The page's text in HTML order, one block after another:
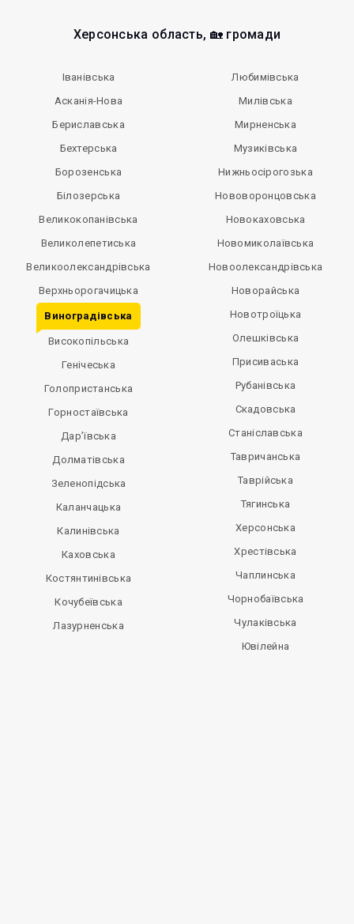
Херсонська область, 🏡 громади
Іванівська
Асканія-Нова
Бериславська
Бехтерська
Борозенська
Білозерська
Великокопанівська
Великолепетиська
Великоолександрівська
Верхньорогачицька
Виноградівська
Високопільська
Генічеська
Голопристанська
Горностаївська
Дар’ївська
Долматівська
Зеленопідська
Каланчацька
Калинівська
Каховська
Костянтинівська
Кочубеївська
Лазурненська
Любимівська
Милівська
Мирненська
Музиківська
Нижньосірогозька
Нововоронцовська
Новокаховська
Новомиколаївська
Новоолександрівська
Новорайська
Новотроїцька
Олешківська
Присиваська
Рубанівська
Скадовська
Станіславська
Тавричанська
Таврійська
Тягинська
Херсонська
Хрестівська
Чаплинська
Чорнобаївська
Чулаківська
Ювілейна